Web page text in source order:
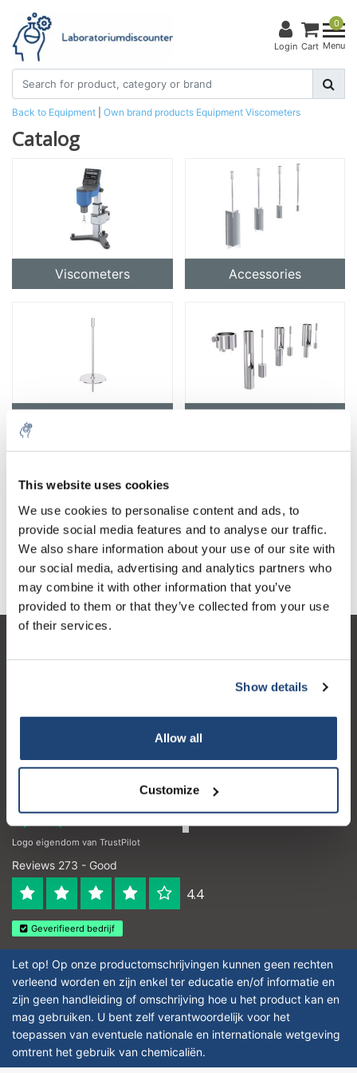
This website uses cookies
We use cookies to personalise content and ads, to
provide social media features and to analyse our traffic.
We also share information about your use of our site with
our social media, advertising and analytics partners who
may combine it with other information that you’ve
provided to them or that they’ve collected from your use
of their services.
Show details
Allow all
Customize
Login
0
Cart Menu
Back to Equipment Own brand products Equipment Viscometers
Catalog
Viscometers Accessories
Standard silicone oil
Contact details
Logo eigendom van TrustPilot
Reviews 273 - Good
4.4
Geverifieerd bedrijf
Let op! Op onze productomschrijvingen kunnen geen rechten
verleend worden en zijn enkel ter educatie en/of informatie en
zijn geen handleiding of omschrijving hoe u het product kan en
mag gebruiken. U bent zelf verantwoordelijk voor het
toepassen van eventuele nationale en internationale wetgeving
omtrent het gebruik van chemicaliën.